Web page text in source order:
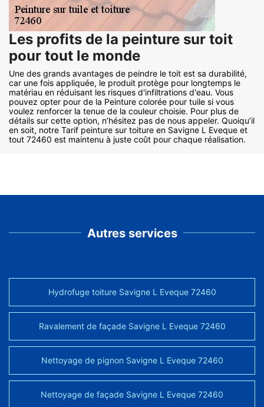
Les profits de la peinture sur toit
pour tout le monde
Une des grands avantages de peindre le toit est sa durabilité,
car une fois appliquée, le produit protège pour longtemps le
matériau en réduisant les risques d'infiltrations d'eau. Vous
pouvez opter pour de la Peinture colorée pour tuile si vous
voulez renforcer la tenue de la couleur choisie. Pour plus de
détails sur cette option, n’hésitez pas de nous appeler. Quoiqu’il
en soit, notre Tarif peinture sur toiture en Savigne L Eveque et
tout 72460 est maintenu à juste coût pour chaque réalisation.
Autres services
Hydrofuge toiture Savigne L Eveque 72460
Ravalement de façade Savigne L Eveque 72460
Nettoyage de pignon Savigne L Eveque 72460
Nettoyage de façade Savigne L Eveque 72460